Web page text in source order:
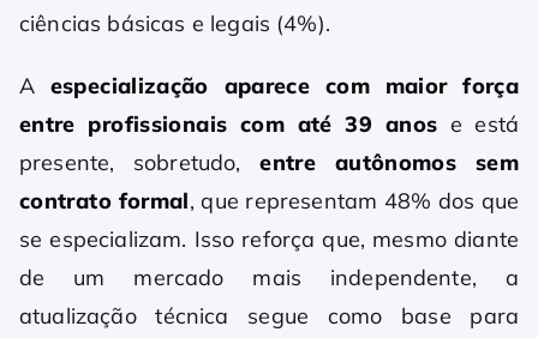
ciências básicas e legais (4%).
A especialização aparece com maior força
entre profissionais com até 39 anos e está
presente, sobretudo,entre autônomos sem
contrato formal, que representam 48% dos que
se especializam. Isso reforça que, mesmo diante
de um mercado mais independente, a
atualização técnica segue como base para